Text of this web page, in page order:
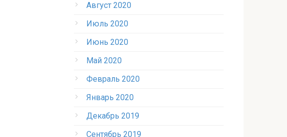
Август 2020
Июль 2020
Июнь 2020
Май 2020
Февраль 2020
Январь 2020
Декабрь 2019
Сентябрь 2019